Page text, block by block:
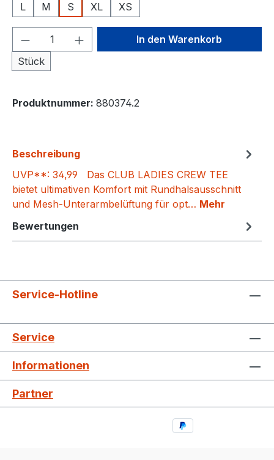
L
M S XL XS
Produkt Anzahl: Gib den
Stück
In den Warenkorb
Produktnummer: 880374.2
Beschreibung
UVP**: 34,99 Das CLUB LADIES CREW TEE
bietet ultimativen Komfort mit Rundhalsausschnitt
und Mesh-Unterarmbelüftung für opt… Mehr
Bewertungen
Service-Hotline
Service
Informationen
Partner